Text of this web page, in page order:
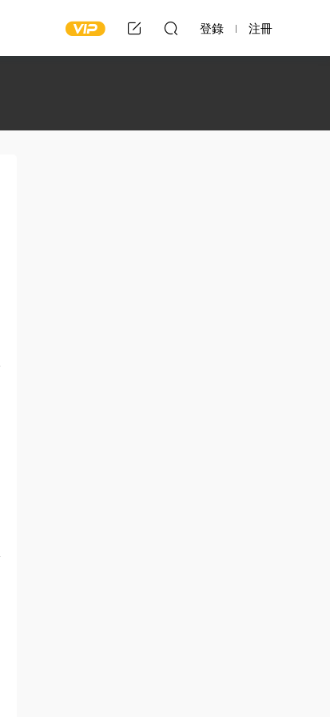
登錄 注冊